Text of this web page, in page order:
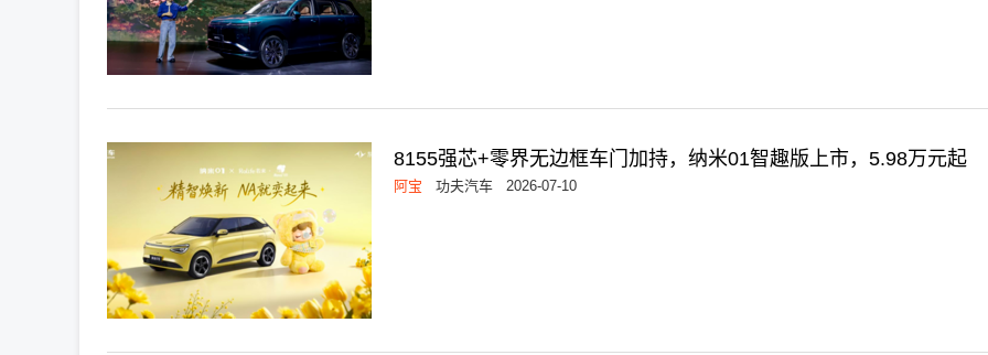
8155强芯+零界无边框车门加持，纳米01智趣版上市，5.98万元起
阿宝 功夫汽车 2026-07-10